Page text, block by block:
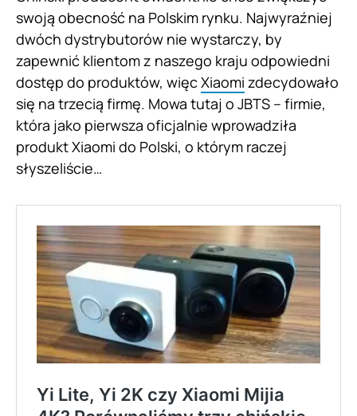
swoją obecność na Polskim rynku. Najwyraźniej
dwóch dystrybutorów nie wystarczy, by
zapewnić klientom z naszego kraju odpowiedni
dostęp do produktów, więcXiaomi zdecydowało
się na trzecią firmę. Mowa tutaj o JBTS – firmie,
która jako pierwsza oficjalnie wprowadziła
produkt Xiaomi do Polski, o którym raczej
słyszeliście…